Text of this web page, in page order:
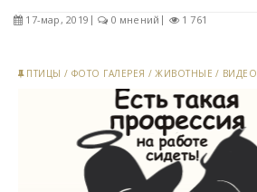
17-мар, 2019 0 мнений 1 761
ПТИЦЫ / ФОТО ГАЛЕРЕЯ /ЖИВОТНЫЕ / ВИДЕО